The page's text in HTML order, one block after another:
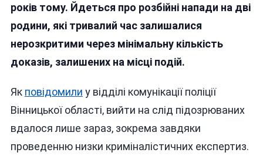
Розбійних
Шість
І
Років
років тому. Йдеться про розбійні напади на дві
родини, які тривалий час залишалися
нерозкритими через мінімальну кількість
доказів, залишених на місці подій.
Як повідомили у відділі комунікації поліції
Вінницької області, вийти на слід підозрюваних
вдалося лише зараз, зокрема завдяки
проведенню низки криміналістичних експертиз.